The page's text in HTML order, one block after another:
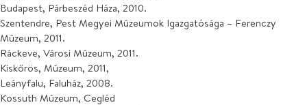
Budapest, Párbeszéd Háza, 2010.
Szentendre, Pest Megyei Múzeumok Igazgatósága – Ferenczy
Múzeum, 2011.
Ráckeve, Városi Múzeum, 2011.
Kiskőrös, Múzeum, 2011,
Leányfalu, Faluház, 2008.
Kossuth Múzeum, Cegléd